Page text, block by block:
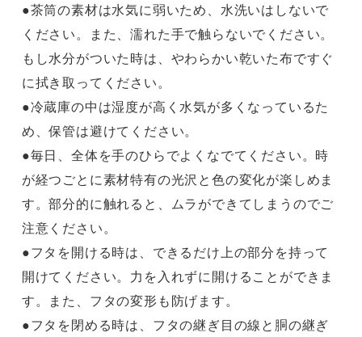
●茶筒の素材は水気に弱いため、水洗いはしないで
ください。また、濡れた手で触らないでください。
もし水分がついた時は、やわらかい乾いた布ですぐ
に拭き取ってください。
●冷蔵庫の中は湿度が高く水気が多くなっているた
め、保管は避けてください。
●毎日、全体を手のひらでよくなでてください。時
が経つごとに素材特有の光沢と色の変化が楽しめま
す。部分的に触れると、ムラができてしまうのでご
注意ください。
●フタを開ける時は、できるだけ上の部分を持って
開けてください。力を入れずに開けることができま
す。また、フタの変形も防げます。
●フタを閉める時は、フタの継ぎ目の線と胴の継ぎ